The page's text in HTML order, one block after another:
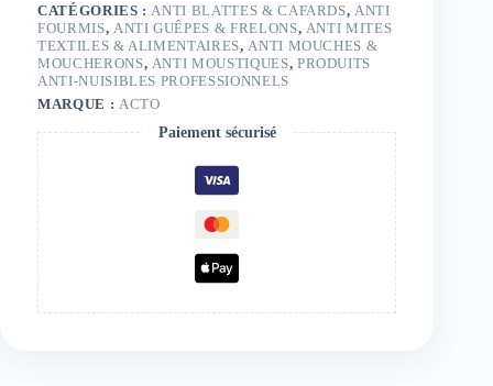
CATÉGORIES : ANTI BLATTES & CAFARDS, ANTI
FOURMIS, ANTI GUÊPES & FRELONS, ANTI MITES
TEXTILES & ALIMENTAIRES, ANTI MOUCHES &
MOUCHERONS, ANTI MOUSTIQUES, PRODUITS
ANTI-NUISIBLES PROFESSIONNELS
MARQUE : ACTO
Paiement sécurisé